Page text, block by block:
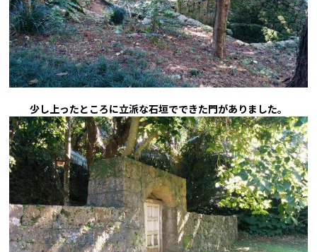
少し上ったところに立派な石垣でできた門がありました。